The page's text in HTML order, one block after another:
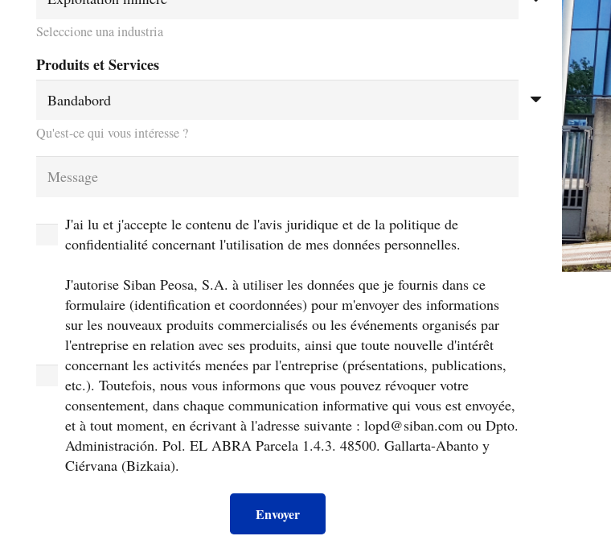
Seleccione una industria
Produits et Services
Qu'est-ce qui vous intéresse ?
J'ai lu et j'accepte le contenu de l'avis juridique et de la politique de
confidentialité concernant l'utilisation de mes données personnelles.
J'autorise Siban Peosa, S.A. à utiliser les données que je fournis dans ce
formulaire (identification et coordonnées) pour m'envoyer des informations
sur les nouveaux produits commercialisés ou les événements organisés par
l'entreprise en relation avec ses produits, ainsi que toute nouvelle d'intérêt
concernant les activités menées par l'entreprise (présentations, publications,
etc.). Toutefois, nous vous informons que vous pouvez révoquer votre
consentement, dans chaque communication informative qui vous est envoyée,
et à tout moment, en écrivant à l'adresse suivante : lopd@siban.com ou Dpto.
Administración. Pol. EL ABRA Parcela 1.4.3. 48500. Gallarta-Abanto y
Ciérvana (Bizkaia).
Envoyer